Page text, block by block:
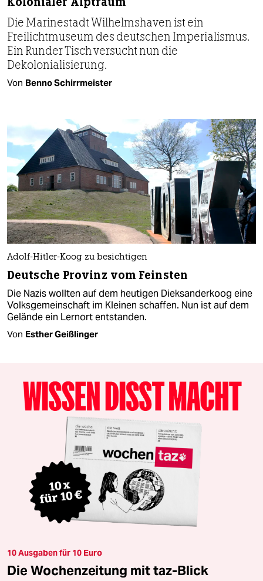
Die Marinestadt Wilhelmshaven ist ein
Freilichtmuseum des deutschen Imperialismus.
Ein Runder Tisch versucht nun die
Dekolonialisierung.
Von Benno Schirrmeister
Adolf-Hitler-Koog zu besichtigen
Deutsche Provinz vom Feinsten
Die Nazis wollten auf dem heutigen Dieksanderkoog eine
Volksgemeinschaft im Kleinen schaffen. Nun ist auf dem
Gelände ein Lernort entstanden.
Von Esther Geißlinger
10 Ausgaben für 10 Euro
Die Wochenzeitung mit taz-Blick